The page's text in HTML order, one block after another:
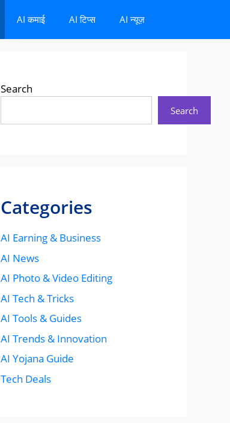
AI कमाई AI टिप्स AI न्यूज़
Search
Search
Categories
AI Earning & Business
AI News
AI Photo & Video Editing
AI Tech & Tricks
AI Tools & Guides
AI Trends & Innovation
AI Yojana Guide
Tech Deals